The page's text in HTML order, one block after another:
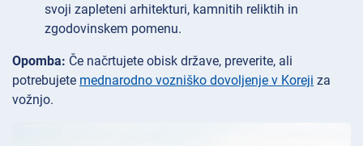
svoji zapleteni arhitekturi, kamnitih reliktih in
zgodovinskem pomenu.
Opomba: Če načrtujete obisk države, preverite, ali
potrebujete mednarodno vozniško dovoljenje v Koreji za
vožnjo.